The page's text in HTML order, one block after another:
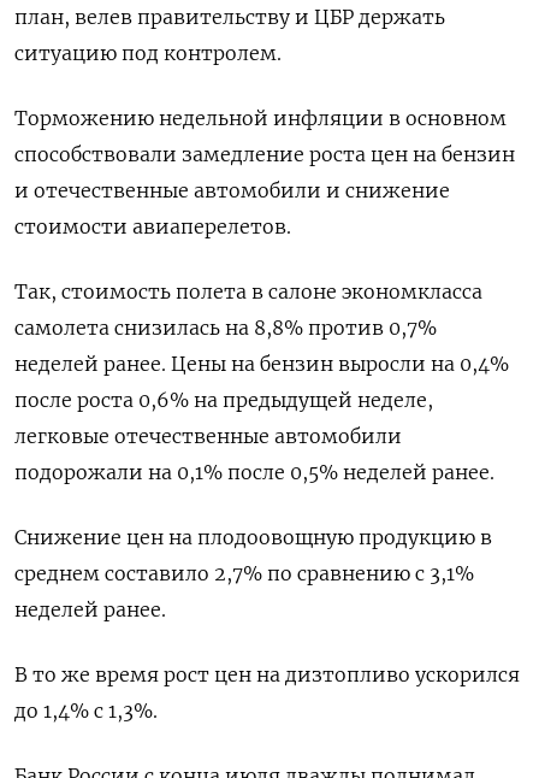
план, велев правительству и ЦБР держать
ситуацию под контролем.
Торможению недельной инфляции в основном
способствовали замедление роста цен на бензин
и отечественные автомобили и снижение
стоимости авиаперелетов.
Так, стоимость полета в салоне экономкласса
самолета снизилась на 8,8% против 0,7%
неделей ранее. Цены на бензин выросли на 0,4%
после роста 0,6% на предыдущей неделе,
легковые отечественные автомобили
подорожали на 0,1% после 0,5% неделей ранее.
Снижение цен на плодоовощную продукцию в
среднем составило 2,7% по сравнению с 3,1%
неделей ранее.
В то же время рост цен на дизтопливо ускорился
до 1,4% с 1,3%.